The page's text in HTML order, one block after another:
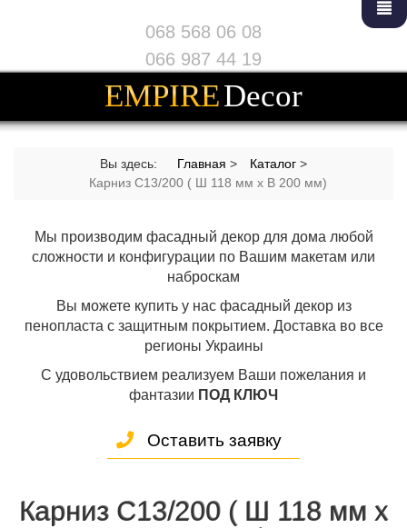
068 568 06 08
066 987 44 19
EMPIREDecor
Вы здесь: Главная > Каталог >
Карниз С13/200 ( Ш 118 мм х В 200 мм)
Мы производим фасадный декор для дома любой
сложности и конфигурации по Вашим макетам или
наброскам
Вы можете купить у нас фасадный декор из
пенопласта с защитным покрытием. Доставка во все
регионы Украины
С удовольствием реализуем Ваши пожелания и
фантазии ПОД КЛЮЧ
Оставить заявку
Карниз С13/200 ( Ш 118 мм х